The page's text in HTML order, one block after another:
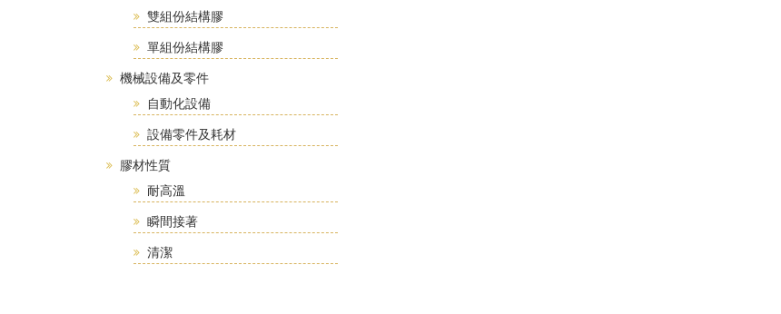
雙組份結構膠
單組份結構膠
機械設備及零件
自動化設備
設備零件及耗材
膠材性質
耐高溫
瞬間接著
清潔